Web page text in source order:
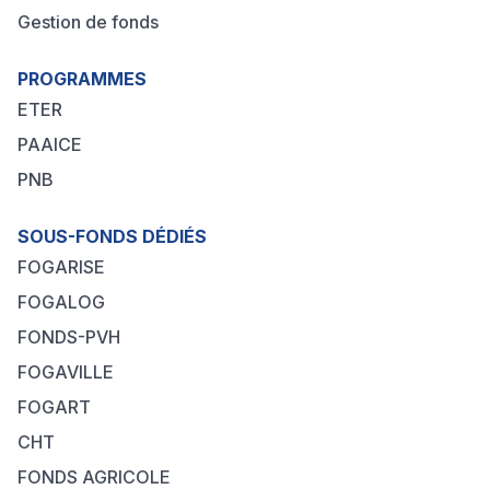
Gestion de fonds
PROGRAMMES
ETER
PAAICE
PNB
SOUS-FONDS DÉDIÉS
FOGARISE
FOGALOG
FONDS-PVH
FOGAVILLE
FOGART
CHT
FONDS AGRICOLE